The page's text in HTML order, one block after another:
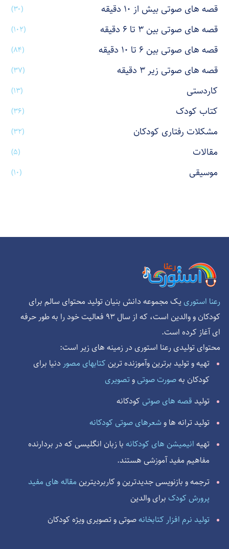
قصه های صوتی بیش از ۱۰ دقیقه (۳۰)
قصه های صوتی بین ۳ تا ۶ دقیقه (۱۰۲)
قصه های صوتی بین ۶ تا ۱۰ دقیقه (۸۴)
قصه های صوتی زیر ۳ دقیقه (۳۷)
کاردستی (۱۳)
کتاب کودک (۳۶)
مشکلات رفتاری کودکان (۳۲)
مقالات (۵)
موسیقی (۱۰)
رعنا استوری یک مجموعه دانش بنیان تولید محتوای سالم برای
کودکان و والدین است، که از سال 93 فعالیت خود را به طور حرفه
ای آغاز کرده است.
محتوای تولیدی رعنا استوری در زمینه های زیر است:
تهیه و تولید برترین وآموزنده ترین کتابهای مصور دنیا برای
کودکان بهصورت صوتی وتصویری
تولید قصه های صوتی کودکانه
تولید ترانه ها و شعرهای صوتی کودکانه
تهیه انیمیشن های کودکانهبا زبان انگلیسی که در بردارنده
مفاهیم مفید آموزشی هستند.
ترجمه و بازنویسی جدیدترین و کاربردیترینمقاله های مفید
پرورش کودک برای والدین
تولید نرم افزار کتابخانهصوتی و تصویری ویژه کودکان